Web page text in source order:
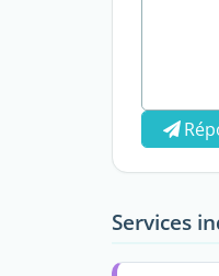
Services